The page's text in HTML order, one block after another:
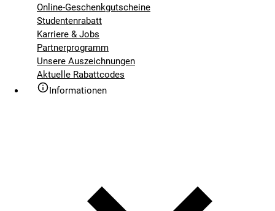
Online-Geschenkgutscheine
Studentenrabatt
Karriere & Jobs
Partnerprogramm
Unsere Auszeichnungen
Aktuelle Rabattcodes
Informationen